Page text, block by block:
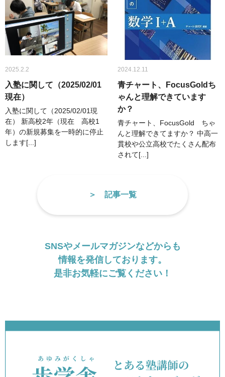
2025.2.2
入塾に関して（2025/02/01
現在）
入塾に関して（2025/02/01現
在） 新高校2年（現在 高校1
年）の新規募集を一時的に停止
します[...]
2024.12.11
青チャート、FocusGoldち
ゃんと理解できています
か？
青チャート、FocusGold ちゃ
んと理解できてますか？ 中高一
貫校や公立高校でたくさん配布
されて[...]
記事一覧
SNSやメールマガジンなどからも
情報を発信しております。
是非お気軽にご覧ください！